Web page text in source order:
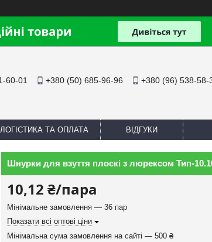
60-01 +380 (50) 685-96-96 +380 (96) 538-58-
ЛОГІСТИКА ТА ОПЛАТА ВІДГУКИ
Шнурки для взуття плоскі з люрексом Тип-
10,12 ₴/пара
Мінімальне замовлення — 36 пар
Показати всі оптові ціни
Мінімальна сума замовлення на сайті — 500 ₴